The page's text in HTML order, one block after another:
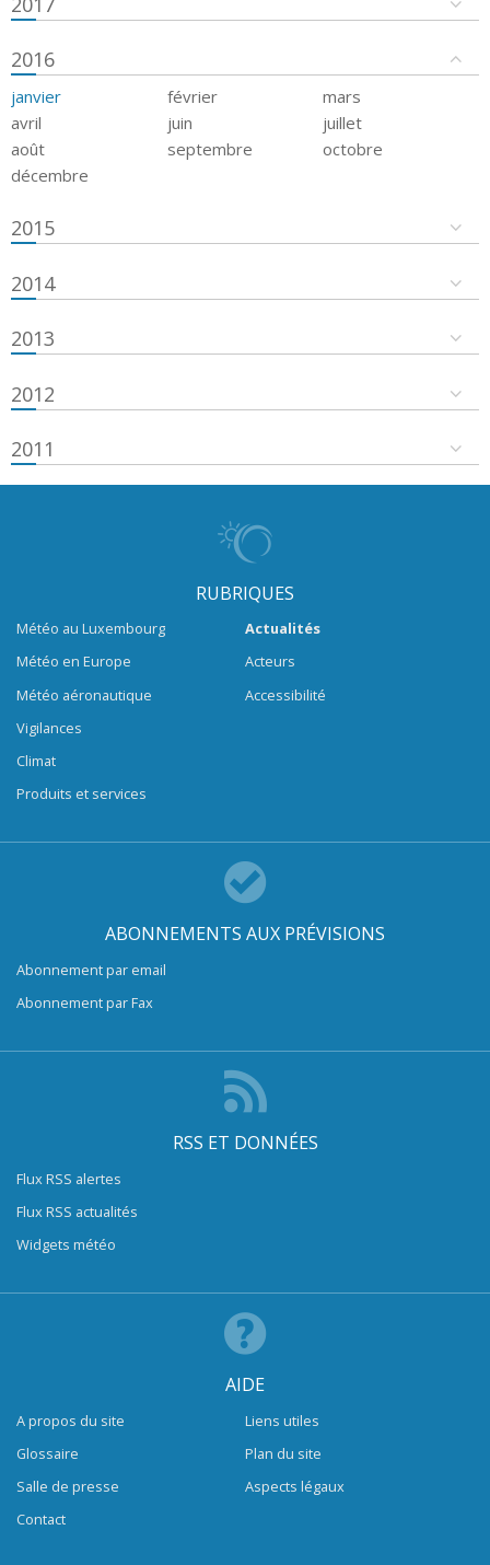
2016
janvier février
mars
avril
juin
juillet
août
septembre
octobre
décembre
2015
2014
2013
2012
2011
RUBRIQUES
Météo au Luxembourg
Météo en Europe
Météo aéronautique
Vigilances
Climat
Produits et services
Actualités
Acteurs
Accessibilité
ABONNEMENTS AUX PRÉVISIONS
Abonnement par email
Abonnement par Fax
RSS ET DONNÉES
Flux RSS alertes
Flux RSS actualités
Widgets météo
AIDE
A propos du site
Glossaire
Salle de presse
Contact
Liens utiles
Plan du site
Aspects légaux